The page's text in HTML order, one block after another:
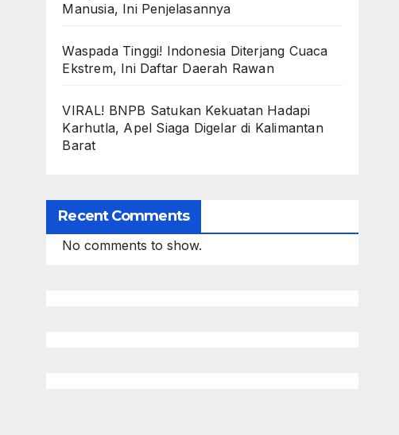
Manusia, Ini Penjelasannya
Waspada Tinggi! Indonesia Diterjang Cuaca
Ekstrem, Ini Daftar Daerah Rawan
VIRAL! BNPB Satukan Kekuatan Hadapi
Karhutla, Apel Siaga Digelar di Kalimantan
Barat
Recent Comments
No comments to show.